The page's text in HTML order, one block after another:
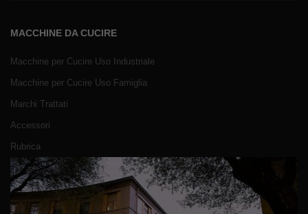
MACCHINE DA CUCIRE
Macchine per Cucire Uso Industriale
Macchine per Cucire Uso Famiglia
Marchi Trattati
Accessori
Rubrica